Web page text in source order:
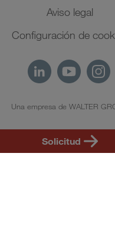
Solicitud
Aviso legal
Configuración de
Una empresa de WALTER